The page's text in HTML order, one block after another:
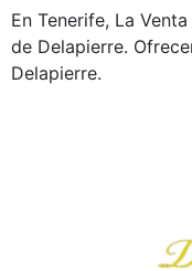
En Tenerife, La
de Delapierre.
Delapierre.